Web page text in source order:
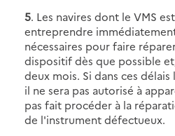
5. Les navires dont le VMS
entreprendre
nécessaires pour faire
dispositif dès que possible
deux mois. Si dans ces
il ne sera pas autorisé à
pas fait procéder à la
de l'instrument défectueux.